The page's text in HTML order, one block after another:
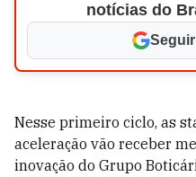
notícias do
Nesse primeiro ciclo, as
aceleração vão receber
inovação do Grupo